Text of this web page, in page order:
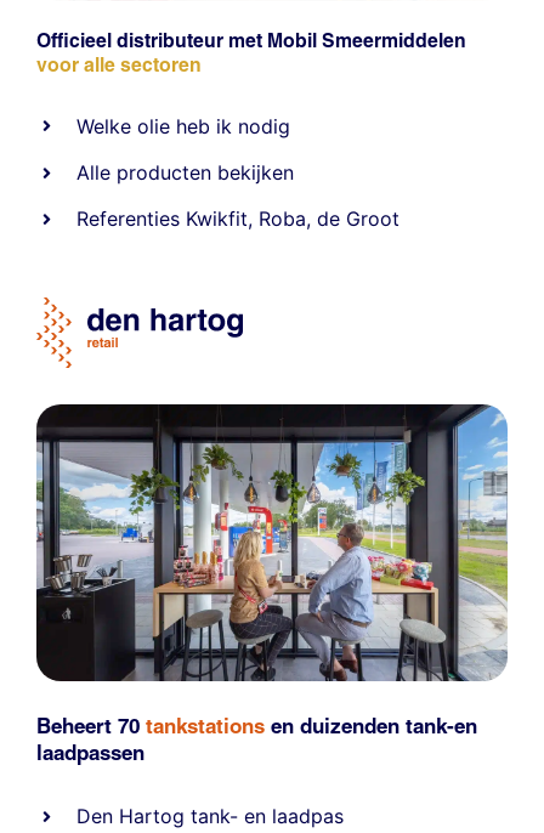
Officieel distributeur met Mobil Smeermiddelen
voor alle sectoren
Welke olie heb ik nodig
Alle producten bekijken
Referenties Kwikfit, Roba,de Groot
Beheert 70 tankstations en duizenden tank-en
laadpassen
Den Hartog tank- en laadpas